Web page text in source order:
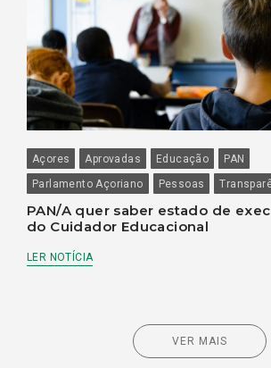
Açores Aprovadas Educação
PAN
Parlamento Açoriano
Pessoas
PAN/A quer saber estado de
do Cuidador Educacional
LER NOTÍCIA
VER MAIS